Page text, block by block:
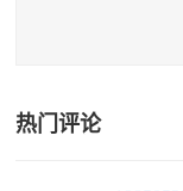
热门评论